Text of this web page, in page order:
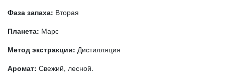
Фаза запаха: Вторая
Планета: Марс
Метод экстракции: Дистилляция
Аромат: Свежий, лесной.